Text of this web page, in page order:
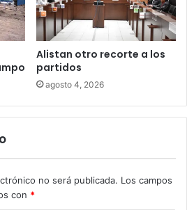
Alistan otro recorte a los
partidos
agosto 4, 2026
no será publicada. Los campos
con *